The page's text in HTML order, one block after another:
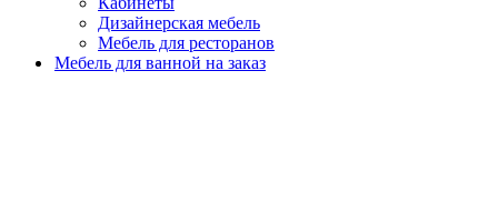
Дизайнерская мебель
Мебель для ресторанов
Мебель для ванной на заказ